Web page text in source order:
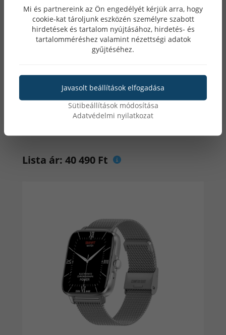
Wear Pro Lumeo EKG Okosóra - Silver,
Cserélhető Szürke szilikon szíjjal
2 év garancia / Magyar nyelvű applikáció | IP68
Lista ár: 40 490 Ft
Mi és partnereink az Ön engedélyét kérjük arra, hogy
cookie-kat tároljunk eszközén személyre szabott
hirdetések és tartalom nyújtásához, hirdetés- és
tartalomméréshez valamint nézettségi adatok
gyűjtéséhez.
Javasolt beállítások elfogadása
Sütibeállítások módosítása
Adatvédelmi nyilatkozat